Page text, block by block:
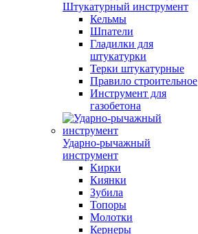
Штукатурный инструмент
Кельмы
Шпатели
Гладилки для
штукатурки
Терки штукатурные
Правило строительное
Инструмент для
газобетона
Ударно-рычажный
инструмент
Кирки
Киянки
Зубила
Топоры
Молотки
Кернеры